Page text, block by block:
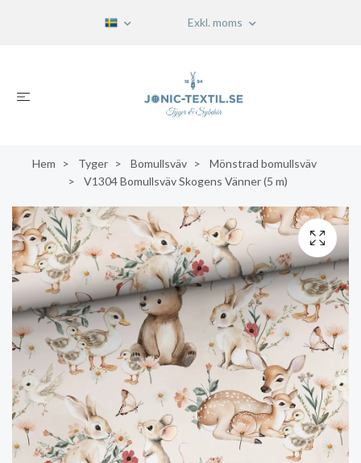
Exkl. moms
Hem Tyger Bomullsväv
Mönstrad bomullsväv
V1304 Bomullsväv Skogens Vänner (5 m)